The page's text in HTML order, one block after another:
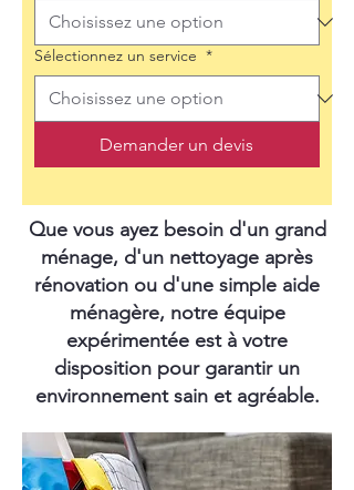
Sélectionnez un service *
Demander un devis
Que vous ayez besoin d'un grand
ménage, d'un nettoyage après
rénovation ou d'une simple aide
ménagère, notre équipe
expérimentée est à votre
disposition pour garantir un
environnement sain et agréable.